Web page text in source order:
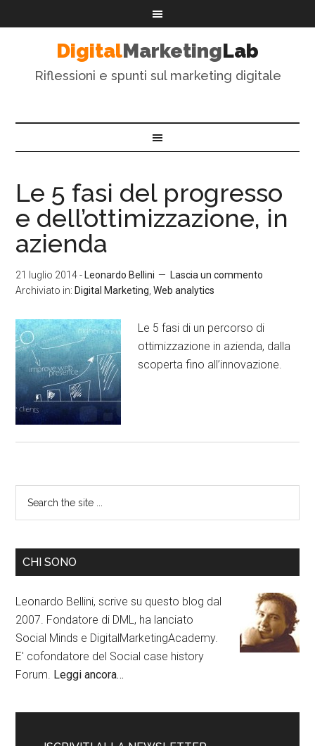
DigitalMarketingLab
Riflessioni e spunti sul marketing digitale
Le 5 fasi del progresso
e dell’ottimizzazione, in
azienda
21 luglio 2014- Leonardo Bellini
Lascia un commento
Archiviato in: Digital Marketing ,Web analytics
Le 5 fasi di un percorso di
ottimizzazione in azienda, dalla
scoperta fino all’innovazione.
CHI SONO
Leonardo Bellini, scrive su questo blog dal
2007. Fondatore di DML, ha lanciato
Social Minds e DigitalMarketingAcademy.
E' cofondatore del Social case history
Forum. Leggi ancora…